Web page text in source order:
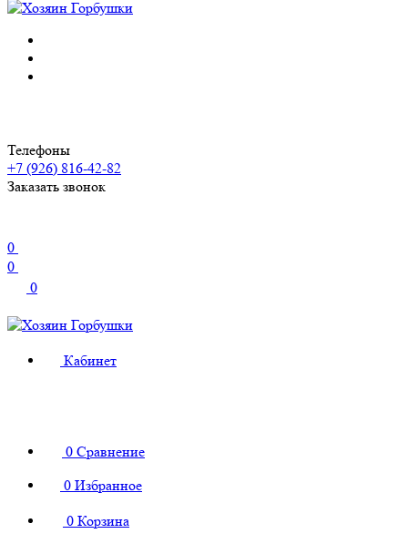
Телефоны
+7 (926) 816-42-82
Заказать звонок
0
0
0
Кабинет
0 Сравнение
0 Избранное
0 Корзина